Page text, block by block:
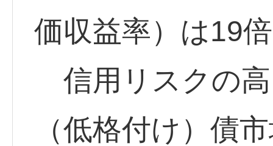
価収益率）は19
信用リスクの
（低格付け）債